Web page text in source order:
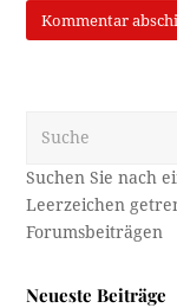
Neueste Beiträge